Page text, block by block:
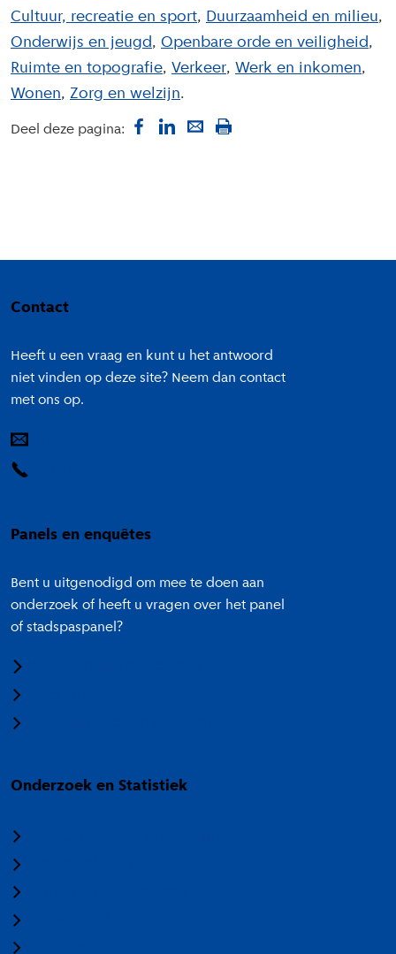
Cultuur, recreatie en sport Duurzaamheid en milieu
Onderwijs en jeugd Openbare orde en veiligheid
Ruimte en topografie Verkeer Werk en inkomen
Wonen
Zorg en welzijn
Deel deze pagina:
Contact
Heeft u een vraag en kunt u het antwoord
niet vinden op deze site? Neem dan contact
met ons op.
Panels en enquêtes
Bent u uitgenodigd om mee te doen aan
onderzoek of heeft u vragen over het panel
of stadspaspanel?
Onderzoek en Statistiek